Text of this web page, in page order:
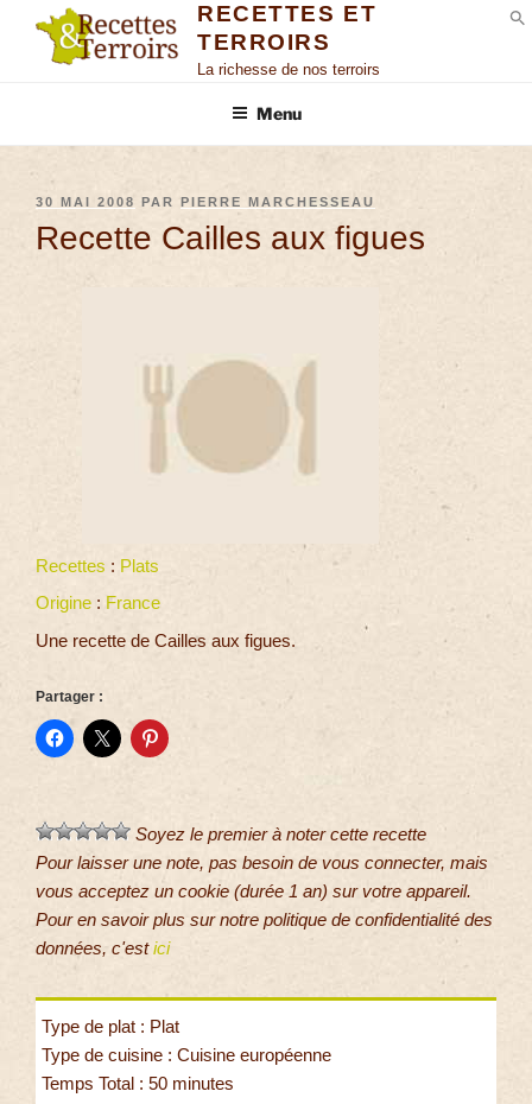
RECETTES ET
TERROIRS
La richesse de nos terroirs
Menu
30 MAI 2008 PAR PIERRE MARCHESSEAU
Recette Cailles aux figues
Recettes : Plats
Origine : France
Une recette de Cailles aux figues.
Partager :
Soyez le premier à noter cette recette
Pour laisser une note, pas besoin de vous connecter, mais
vous acceptez un cookie (durée 1 an) sur votre appareil.
Pour en savoir plus sur notre politique de confidentialité des
données, c'estici
Type de plat : Plat
Type de cuisine : Cuisine européenne
Temps Total : 50 minutes